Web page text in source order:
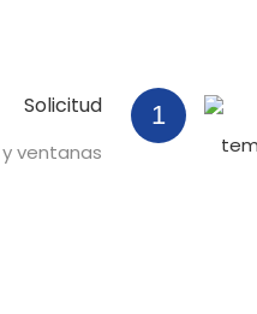
1
Solicitud
ventanas